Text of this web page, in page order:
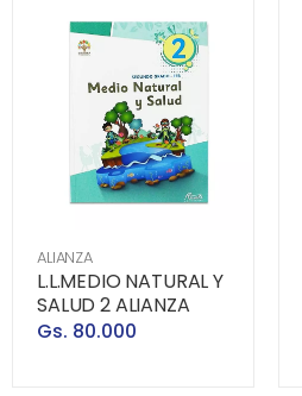
ALIANZA
L.L.MEDIO NATURAL Y
SALUD 2 ALIANZA
Gs. 80.000